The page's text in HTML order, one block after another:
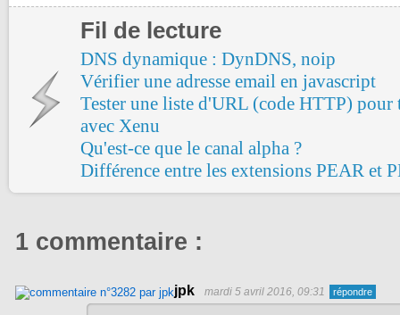
Fil de lecture
DNS dynamique : DynDNS, noip
Vérifier une adresse email en javascript
Tester une liste d'URL (code HTTP) pour
avec Xenu
Qu'est-ce que le canal alpha ?
Différence entre les extensions PEAR et
1 commentaire :
jpk mardi 5 avril 2016, 09:31